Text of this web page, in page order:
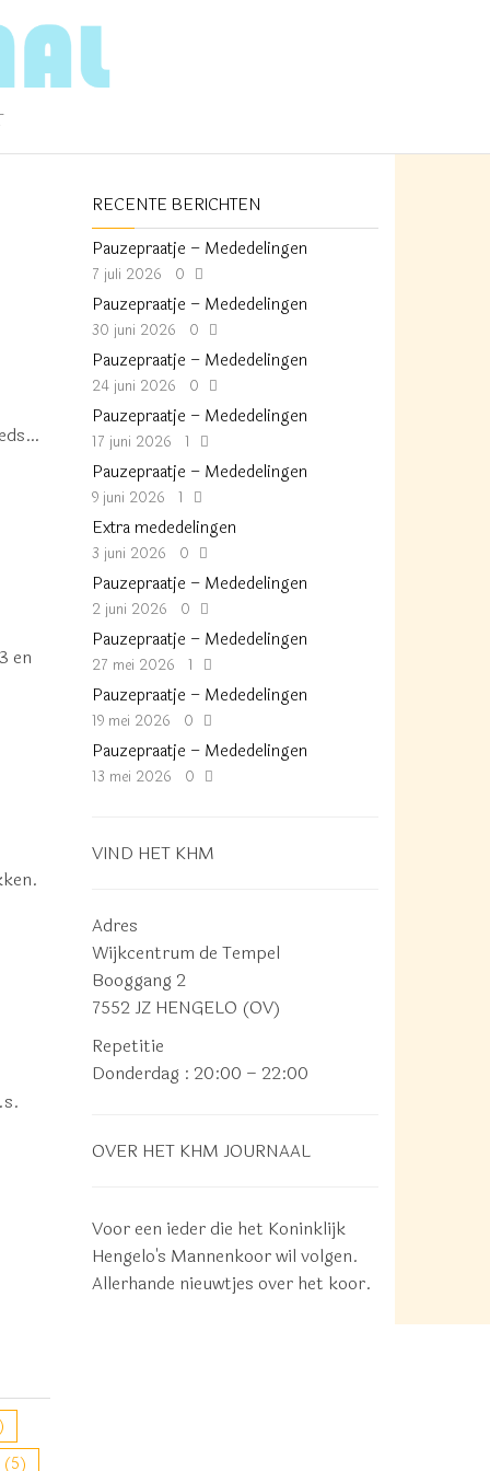
en
RECENTE BERICHTEN
Pauzepraatje – Mededelingen
7 juli 2026 0
Pauzepraatje – Mededelingen
30 juni 2026 0
Pauzepraatje – Mededelingen
24 juni 2026 0
Pauzepraatje – Mededelingen
17 juni 2026 1
Pauzepraatje – Mededelingen
9 juni 2026 1
Extra mededelingen
3 juni 2026 0
Pauzepraatje – Mededelingen
2 juni 2026 0
Pauzepraatje – Mededelingen
27 mei 2026 1
Pauzepraatje – Mededelingen
19 mei 2026 0
Pauzepraatje – Mededelingen
13 mei 2026 0
VIND HET KHM
Adres
Wijkcentrum de Tempel
Booggang 2
7552 JZ HENGELO (OV)
Repetitie
Donderdag : 20:00 – 22:00
OVER HET KHM JOURNAAL
Voor een ieder die het Koninklijk
Hengelo's Mannenkoor wil volgen.
Allerhande nieuwtjes over het koor.
(5)